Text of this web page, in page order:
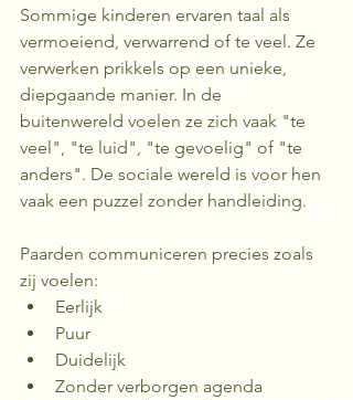
Sommige kinderen ervaren taal als
vermoeiend, verwarrend of te veel. Ze
verwerken prikkels op een unieke,
diepgaande manier. In de
buitenwereld voelen ze zich vaak "te
veel", "te luid", "te gevoelig" of "te
anders". De sociale wereld is voor hen
vaak een puzzel zonder handleiding.
Paarden communiceren precies zoals
zij voelen:
Eerlijk
Puur
Duidelijk
Zonder verborgen agenda